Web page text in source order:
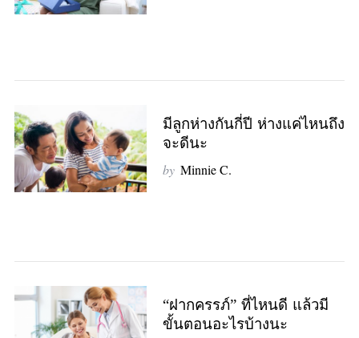
มีลูกห่างกันกี่ปี ห่างแค่ไหนถึง
จะดีนะ
by Minnie C.
“ฝากครรภ์” ที่ไหนดี แล้วมี
ขั้นตอนอะไรบ้างนะ